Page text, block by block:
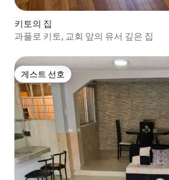
키토의 집
과풀로 키토, 교회 앞의 유서 깊은 집
게스트 선호
게스트 선호